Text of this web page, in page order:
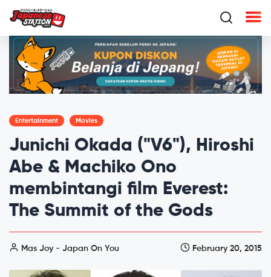
Entertainment Movies
Junichi Okada ("V6"), Hiroshi
Abe & Machiko Ono
membintangi film Everest:
The Summit of the Gods
Mas Joy - Japan On You February 20, 2015